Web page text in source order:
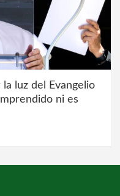
la luz del Evangelio
ni es